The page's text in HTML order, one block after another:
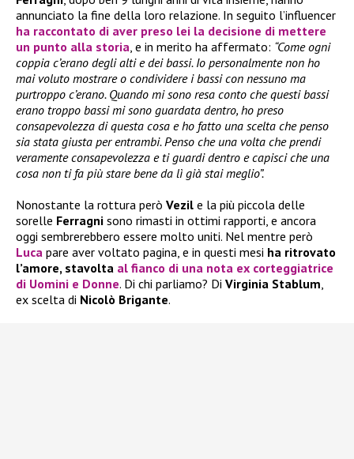
annunciato la fine della loro relazione. In seguito l’influencer
ha raccontato di aver preso lei la decisione di mettere
un punto alla storia, e in merito ha affermato: “Come ogni
coppia c’erano degli alti e dei bassi. Io personalmente non ho
mai voluto mostrare o condividere i bassi con nessuno ma
purtroppo c’erano. Quando mi sono resa conto che questi bassi
erano troppo bassi mi sono guardata dentro, ho preso
consapevolezza di questa cosa e ho fatto una scelta che penso
sia stata giusta per entrambi. Penso che una volta che prendi
veramente consapevolezza e ti guardi dentro e capisci che una
cosa non ti fa più stare bene da lì già stai meglio”.
Nonostante la rottura però Vezil e la più piccola delle
sorelle Ferragni sono rimasti in ottimi rapporti, e ancora
oggi sembrerebbero essere molto uniti. Nel mentre però
Luca pare aver voltato pagina, e in questi mesi ha ritrovato
l’amore, stavolta al fianco di una nota ex corteggiatrice
di Uomini e Donne. Di chi parliamo? Di Virginia Stablum,
ex scelta di Nicolò Brigante.